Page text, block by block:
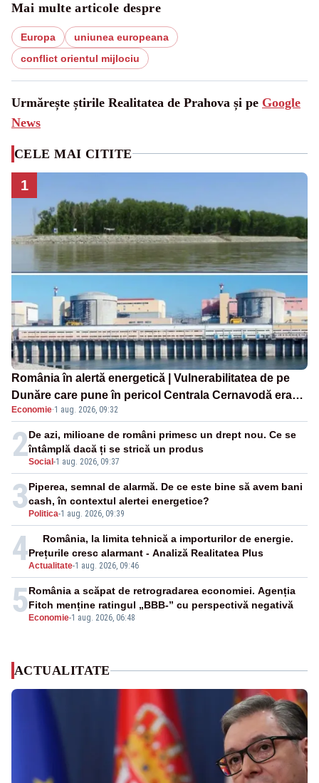
Mai multe articole despre
Europa
uniunea europeana
conflict orientul mijlociu
Urmărește știrile Realitatea de Prahova și pe Google
News
CELE MAI CITITE
1
România în alertă energetică | Vulnerabilitatea de pe
Dunăre care pune în pericol Centrala Cernavodă era
cunoscută de pe vremea lui Ceaușescu
Economie·1 aug. 2026, 09:32
2Social -1 aug. 2026, 09:37
De azi, milioane de români primesc un drept nou. Ce se
întâmplă dacă ți se strică un produs
3 Politica-1 aug. 2026, 09:39
Piperea, semnal de alarmă. De ce este bine să avem bani
cash, în contextul alertei energetice?
4Actualitate-1 aug. 2026, 09:46
România, la limita tehnică a importurilor de energie.
Prețurile cresc alarmant - Analiză Realitatea Plus
5 Economie-1 aug. 2026, 06:48
România a scăpat de retrogradarea economiei. Agenția
Fitch menține ratingul „BBB-” cu perspectivă negativă
ACTUALITATE